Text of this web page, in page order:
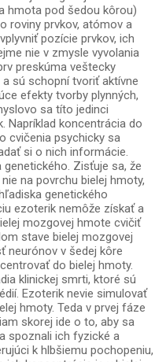
hmota pod šedou kôrou)
roviny prvkov, atómov a
pozície prvkov, ich
nie v zmysle vyvolania
preskúma veštecky
sú schopní tvoriť aktívne
efekty tvorby plynných,
sa títo jedinci
Napríklad koncentrácia do
cvičenia psychicky sa
si o nich informácie.
Zisťuje sa, že
na povrchu bielej hmoty,
genetického
ezoterik nemôže získať a
mozgovej hmote cvičiť
stave bielej mozgovej
neurónov v šedej kôre
do bielej hmoty.
klinickej smrti, ktoré sú
Ezoterik nevie simulovať
hmoty. Teda v prvej fáze
skorej ide o to, aby sa
spoznali ich fyzické a
k hlbšiemu pochopeniu,